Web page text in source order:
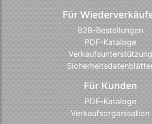
Für
B2B-Bestellungen
PDF-Kataloge
Verkaufsunterstützung
Für Kunden
PDF-Kataloge
Verkaufsorganisation